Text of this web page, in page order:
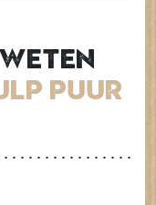
Puur